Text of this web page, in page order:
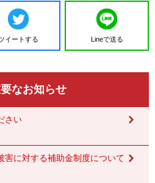
イートする Lineで送る
なお知らせ
さい
害に対する補助金制度について